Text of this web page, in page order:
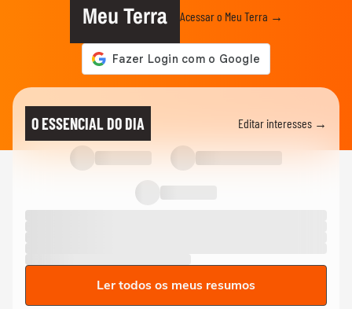
Meu Terra Acessar o Meu Terra →
O ESSENCIAL DO DIA Editar interesses →
Ler todos os meus resumos